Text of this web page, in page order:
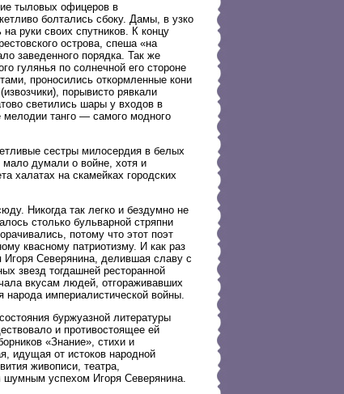
тыловых офицеров в
болтались сбоку. Дамы, в узко
руки своих спутников. К концу
острова, спеша «на
заведенного порядка. Так же
гулянья по солнечной его стороне
проносились откормленные кони
порывисто рявкали
светились шары у входов в
танго — самого модного
сестры милосердия в белых
думали о войне, хотя и
халатах на скамейках городских
Никогда так легко и бездумно не
столько бульварной стряпни
потому что этот поэт
квасному патриотизму. И как раз
Северянина, делившая славу с
звезд тогдашней ресторанной
вкусам людей, отгораживавших
империалистической войны.
буржуазной литературы
и противостоящее ей
«Знание», стихи и
идущая от истоков народной
живописи, театра,
шумным успехом Игоря Северянина.